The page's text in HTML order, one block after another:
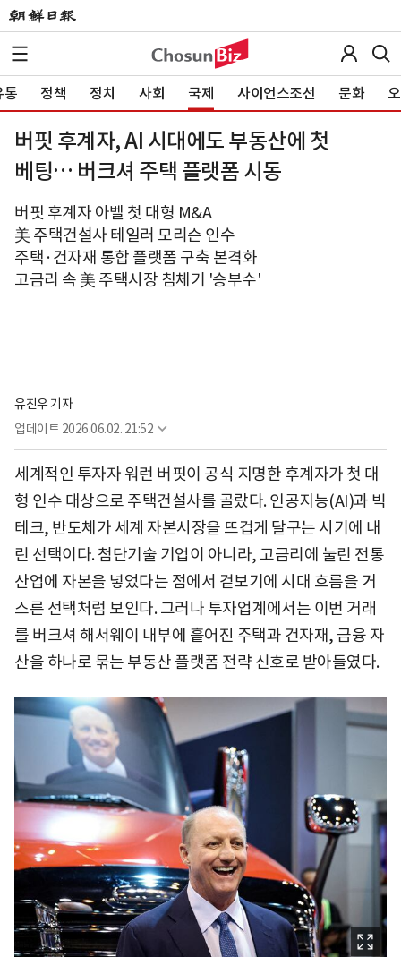
통 정책 정치 사회 국제 사이언스조선 문화
버핏 후계자, AI 시대에도 부동산에 첫
베팅… 버크셔 주택 플랫폼 시동
버핏 후계자 아벨 첫 대형 M&A
美 주택건설사 테일러 모리슨 인수
주택·건자재 통합 플랫폼 구축 본격화
고금리 속 美 주택시장 침체기 '승부수'
유진우 기자
업데이트 2026.06.02. 21:52
세계적인 투자자 워런 버핏이 공식 지명한 후계자가 첫 대
형 인수 대상으로 주택건설사를 골랐다. 인공지능(AI)과 빅
테크, 반도체가 세계 자본시장을 뜨겁게 달구는 시기에 내
린 선택이다. 첨단기술 기업이 아니라, 고금리에 눌린 전통
산업에 자본을 넣었다는 점에서 겉보기에 시대 흐름을 거
스른 선택처럼 보인다. 그러나 투자업계에서는 이번 거래
를 버크셔 해서웨이 내부에 흩어진 주택과 건자재, 금융 자
산을 하나로 묶는 부동산 플랫폼 전략 신호로 받아들였다.